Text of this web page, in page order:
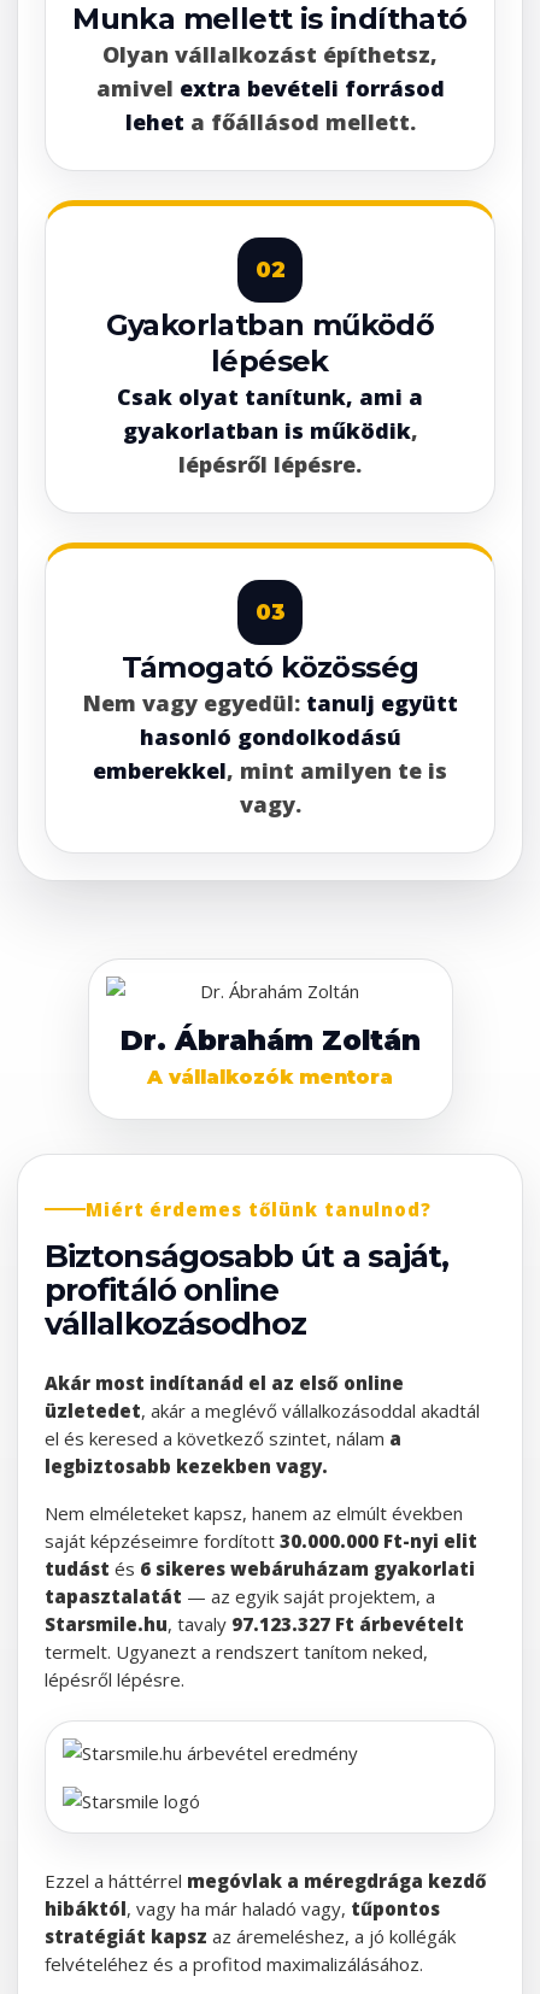
Munka mellett is indítható
Olyan vállalkozást építhetsz,
amivel extra bevételi forrásod
lehet a főállásod mellett.
02
Gyakorlatban működő
lépések
Csak olyat tanítunk, ami a
gyakorlatban is működik,
lépésről lépésre.
03
Támogató közösség
Nem vagy egyedül: tanulj együtt
hasonló gondolkodású
emberekkel, mint amilyen te is
vagy.
Dr. Ábrahám Zoltán
A vállalkozók mentora
Miért érdemes tőlünk tanulnod?
Biztonságosabb út a saját,
profitáló online
vállalkozásodhoz
Akár most indítanád el az első online
üzletedet, akár a meglévő vállalkozásoddal akadtál
el és keresed a következő szintet, nálam a
legbiztosabb kezekben vagy.
Nem elméleteket kapsz, hanem az elmúlt években
saját képzéseimre fordított 30.000.000 Ft-nyi elit
tudást és 6 sikeres webáruházam gyakorlati
tapasztalatát — az egyik saját projektem, a
Starsmile.hu, tavaly 97.123.327 Ft árbevételt
termelt. Ugyanezt a rendszert tanítom neked,
lépésről lépésre.
Ezzel a háttérrel megóvlak a méregdrága kezdő
hibáktól, vagy ha már haladó vagy, tűpontos
stratégiát kapsz az áremeléshez, a jó kollégák
felvételéhez és a profitod maximalizálásához.